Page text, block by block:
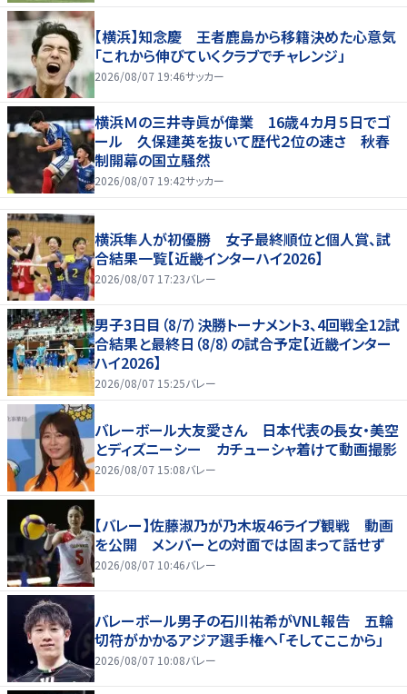
【横浜】知念慶 王者鹿島から移籍決めた心意気
「これから伸びていくクラブでチャレンジ」
2026/08/07 19:46サッカー
横浜Ｍの三井寺眞が偉業 16歳４カ月５日でゴ
ール 久保建英を抜いて歴代２位の速さ 秋春
制開幕の国立騒然
2026/08/07 19:42サッカー
横浜隼人が初優勝 女子最終順位と個人賞、試
合結果一覧【近畿インターハイ2026】
2026/08/07 17:23バレー
男子3日目（8/7）決勝トーナメント3、4回戦全12試
合結果と最終日（8/8）の試合予定【近畿インター
ハイ2026】
2026/08/07 15:25バレー
バレーボール大友愛さん 日本代表の長女・美空
とディズニーシー カチューシャ着けて動画撮影
2026/08/07 15:08バレー
【バレー】佐藤淑乃が乃木坂46ライブ観戦 動画
を公開 メンバーとの対面では固まって話せず
2026/08/07 10:46バレー
バレーボール男子の石川祐希がVNL報告 五輪
切符がかかるアジア選手権へ「そしてここから」
2026/08/07 10:08バレー